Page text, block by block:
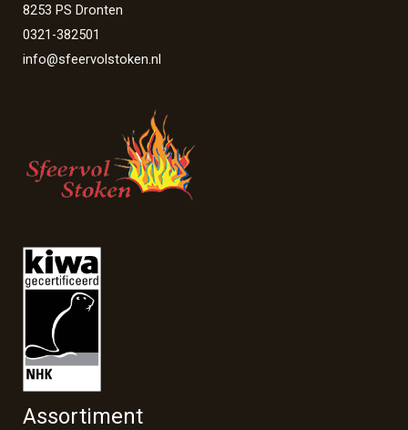
8253 PS Dronten
0321-382501
info@sfeervolstoken.nl
Assortiment